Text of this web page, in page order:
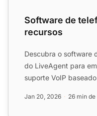
Software de
recursos
Descubra o software
do LiveAgent para
suporte VoIP
Jan 20, 2026 26 min